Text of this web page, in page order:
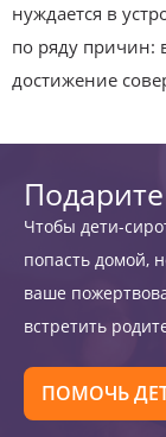
нуждается в
по ряду причин:
достижение
Чтобы дети-
попасть домой,
ваше
встретить
ПОМОЧЬ